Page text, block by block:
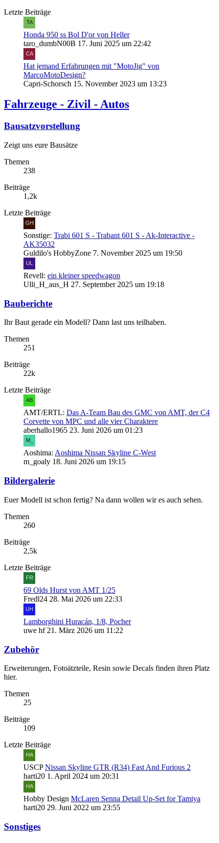
Letzte Beiträge
Honda 950 ss Bol D'or von Heller
taro_dumbN00B 17. Juni 2025 um 22:42
Hat jemand Erfahrungen mit "MotoJig" von
MarcoMotoDesign?
Capri-Schorsch 15. November 2023 um 13:23
Fahrzeuge - Zivil - Autos
Bausatzvorstellung
Zeigt uns eure Bausätze
Themen
238
Beiträge
1,2k
Letzte Beiträge
Sonstige: Trabi 601 S - Trabant 601 S - Ak-Interactive -
AK35032
Guldilo's HobbyZone 7. November 2025 um 19:50
Revell: ein kleiner speedwagon
Ulli_H_aus_H 27. September 2025 um 19:18
Bauberichte
Ihr Baut gerade ein Modell? Dann last uns teilhaben.
Themen
251
Beiträge
22k
Letzte Beiträge
AMT/ERTL: Das A-Team Bau des GMC von AMT, der C4
Corvette von MPC und alle vier Charaktere
aberhallo1965 23. Juni 2026 um 01:23
Aoshima: Aoshima Nissan Skyline C-West
m_goaly 18. Juni 2026 um 19:15
Bildergalerie
Euer Modell ist schon fertig? Na dann wollen wir es auch sehen.
Themen
260
Beiträge
2,5k
Letzte Beiträge
69 Olds Hurst von AMT 1/25
Fredl24 28. Mai 2026 um 22:33
Lamborghini Huracán, 1/8, Pocher
uwe hf 21. März 2026 um 11:22
Zubehör
Erweiterungen, Fotoätzteile, Resin sowie Decals finden ihren Platz
hier.
Themen
25
Beiträge
109
Letzte Beiträge
USCP Nissan Skyline GTR (R34) Fast And Furious 2
harti20 1. April 2024 um 20:31
Hobby Design McLaren Senna Detail Up-Set for Tamiya
harti20 29. Juni 2022 um 23:55
Sonstiges